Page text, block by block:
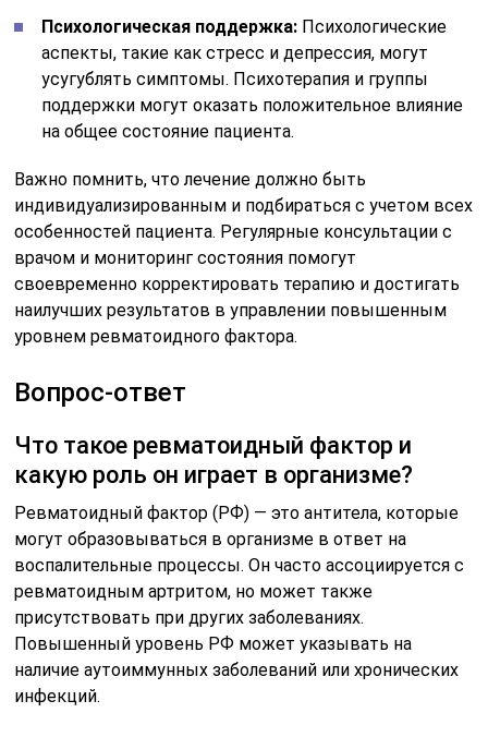
Психологическая поддержка: Психологические
аспекты, такие как стресс и депрессия, могут
усугублять симптомы. Психотерапия и группы
поддержки могут оказать положительное влияние
на общее состояние пациента.
Важно помнить, что лечение должно быть
индивидуализированным и подбираться с учетом всех
особенностей пациента. Регулярные консультации с
врачом и мониторинг состояния помогут
своевременно корректировать терапию и достигать
наилучших результатов в управлении повышенным
уровнем ревматоидного фактора.
Вопрос-ответ
Что такое ревматоидный фактор и
какую роль он играет в организме?
Ревматоидный фактор (РФ) — это антитела, которые
могут образовываться в организме в ответ на
воспалительные процессы. Он часто ассоциируется с
ревматоидным артритом, но может также
присутствовать при других заболеваниях.
Повышенный уровень РФ может указывать на
наличие аутоиммунных заболеваний или хронических
инфекций.